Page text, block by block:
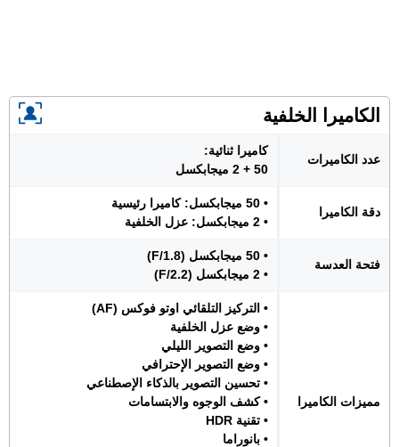
الكاميرا الخلفية
عدد الكاميرات
كاميرا ثنائية:
50 + 2 ميجابكسل
دقة الكاميرا
• 50 ميجابكسل: كاميرا رئيسية
• 2 ميجابكسل: عزل الخلفية
فتحة العدسة
• 50 ميجابكسل (F/1.8)
• 2 ميجابكسل (F/2.2)
مميزات الكاميرا
• التركيز التلقائي اوتو فوكس (AF)
• وضع عزل الخلفية
• وضع التصوير الليلي
• وضع التصوير الإحترافي
• تحسين التصوير بالذكاء الإصطناعي
• كشف الوجوه والابتسامات
• تقنية HDR
• بانوراما